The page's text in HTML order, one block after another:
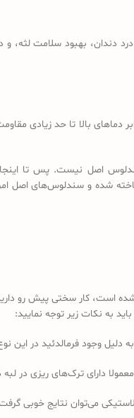
بهبود سلامت لثه، و
دماهای بالا تا حد
اصل نیست. پس تا
کار سختی پیش رو
به نکات زیر توجه نمایید:
دارای ترک‌های ریزی در لبه
می‌توان نتایج خوبی